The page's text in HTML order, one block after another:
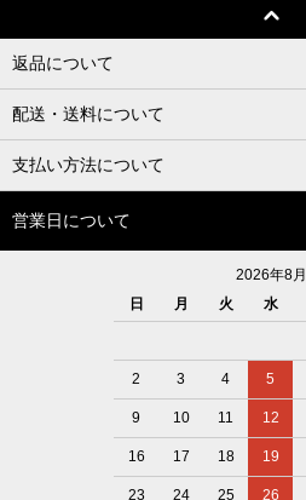
返品について
配送・送料について
支払い方法について
営業日について
2026年8月
日
月 火 水
2 3 4 5
9 10 11 12
16 17 18 19
23 24 25 26